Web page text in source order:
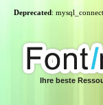
Deprecated:
Ihre beste